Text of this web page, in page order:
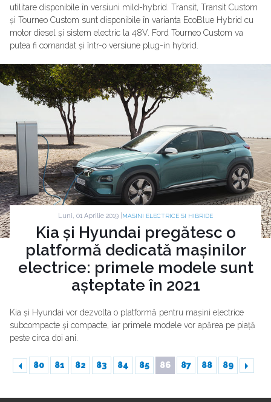
utilitare disponibile în versiuni mild-hybrid. Transit, Transit Custom
și Tourneo Custom sunt disponibile în varianta EcoBlue Hybrid cu
motor diesel și sistem electric la 48V. Ford Tourneo Custom va
putea fi comandat și într-o versiune plug-in hybrid.
Luni, 01 Aprilie 2019 | MASINI ELECTRICE SI HIBRIDE
Kia și Hyundai pregătesc o
platformă dedicată mașinilor
electrice: primele modele sunt
așteptate în 2021
Kia și Hyundai vor dezvolta o platformă pentru mașini electrice
subcompacte și compacte, iar primele modele vor apărea pe piață
peste circa doi ani.
80 81 82 83 84 85 86 87 88 89